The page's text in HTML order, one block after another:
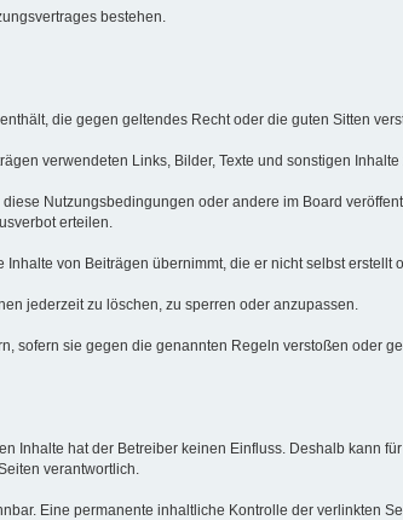
bestehen.
die gegen geltendes Recht oder die guten Sitten
verwendeten Links, Bilder, Texte und sonstigen
Nutzungsbedingungen oder andere im Board
erteilen.
von Beiträgen übernimmt, die er nicht selbst erstellt
jederzeit zu löschen, zu sperren oder anzupassen.
sofern sie gegen die genannten Regeln verstoßen oder
Inhalte hat der Betreiber keinen Einfluss. Deshalb kann
verantwortlich.
Eine permanente inhaltliche Kontrolle der verlinkten